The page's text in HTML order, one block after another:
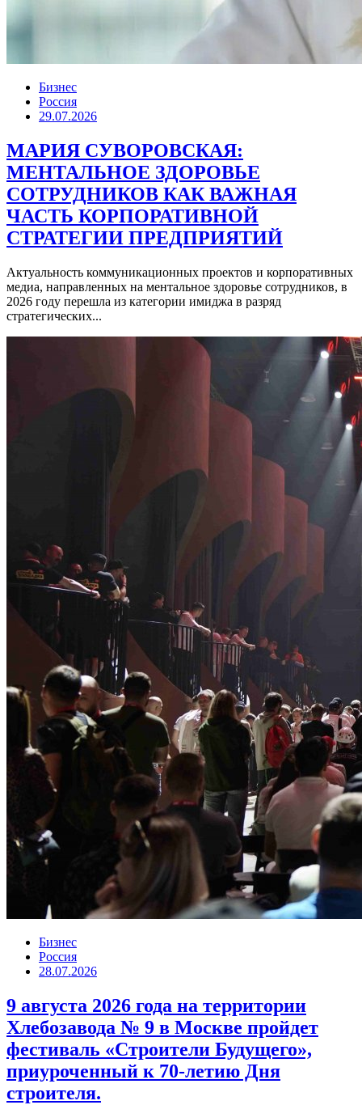
Бизнес
Россия
29.07.2026
МАРИЯ СУВОРОВСКАЯ:
МЕНТАЛЬНОЕ ЗДОРОВЬЕ
СОТРУДНИКОВ КАК ВАЖНАЯ
ЧАСТЬ КОРПОРАТИВНОЙ
СТРАТЕГИИ ПРЕДПРИЯТИЙ
Актуальность коммуникационных проектов и корпоративных
медиа, направленных на ментальное здоровье сотрудников, в
2026 году перешла из категории имиджа в разряд
стратегических...
Бизнес
Россия
28.07.2026
9 августа 2026 года на территории
Хлебозавода № 9 в Москве пройдет
фестиваль «Строители Будущего»,
приуроченный к 70-летию Дня
строителя.